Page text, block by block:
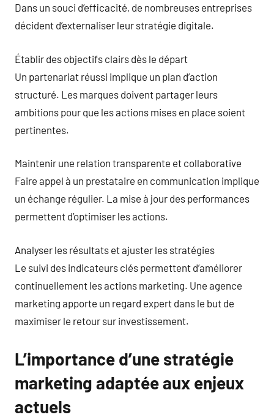
Dans un souci d’efficacité, de nombreuses entreprises
décident d’externaliser leur stratégie digitale.
Établir des objectifs clairs dès le départ
Un partenariat réussi implique un plan d’action
structuré. Les marques doivent partager leurs
ambitions pour que les actions mises en place soient
pertinentes.
Maintenir une relation transparente et collaborative
Faire appel à un prestataire en communication implique
un échange régulier. La mise à jour des performances
permettent d’optimiser les actions.
Analyser les résultats et ajuster les stratégies
Le suivi des indicateurs clés permettent d’améliorer
continuellement les actions marketing. Une agence
marketing apporte un regard expert dans le but de
maximiser le retour sur investissement.
L’importance d’une stratégie
marketing adaptée aux enjeux
actuels